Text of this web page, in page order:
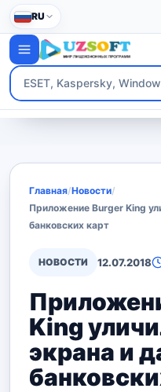
RU
Главная/Новости/
Приложение Burger King
банковских карт
НОВОСТИ 12.07.2018
King
экрана и